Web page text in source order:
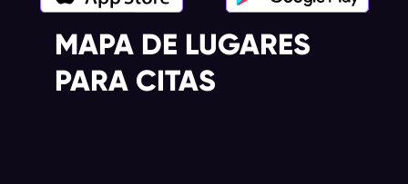
MAPA DE LUGARES
PARA CITAS